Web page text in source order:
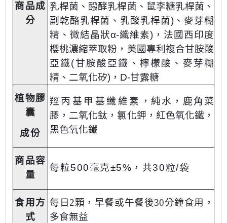
商品成
分
乳桿菌、醱酵乳桿菌、鼠李糖乳桿菌、
副乾酪乳桿菌、乳酸乳桿菌)、麥芽糊
精、微結晶狀α-纖維素)，法國西印度
櫻桃濃縮萃取粉，美國專利複合甘胺酸
亞鐵(甘胺酸亞鐵、檸檬酸、麥芽糊
精、二氧化矽)， D-甘露糖
植物膠
囊
成份
羥丙基甲基纖維素 ，純水，鹿角菜
膠，二氧化鈦，氯化鉀，紅色氧化鐵，
黑色氧化鐵
商品容
量
每粒500毫克±5% ，共30粒/袋
食用方
式
每日2顆，早餐或午餐後30分鐘食用，
多食無益